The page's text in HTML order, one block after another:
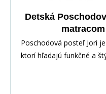
Detská
Poschodová posteľ Jori
ktorí hľadajú funkčné a